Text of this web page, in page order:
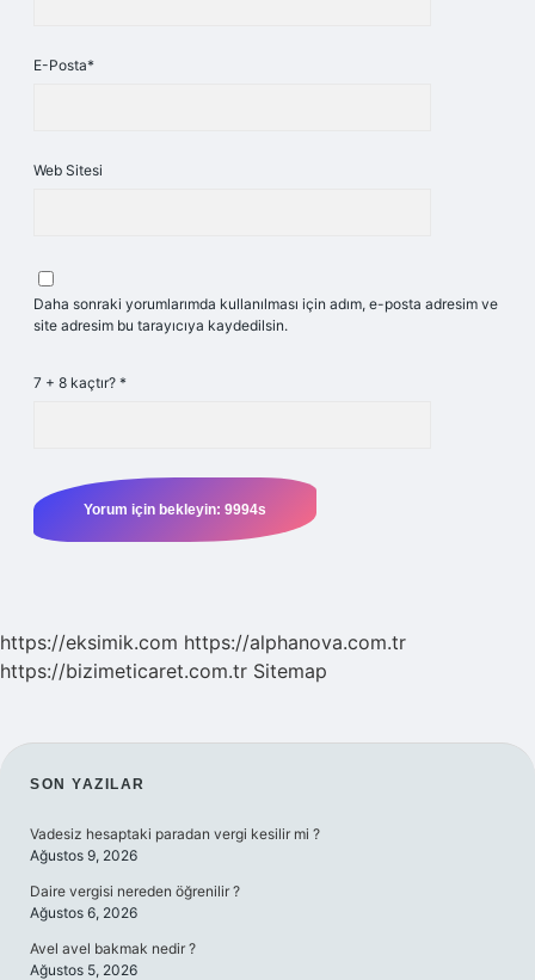
E-Posta*
Web Sitesi
Daha sonraki yorumlarımda kullanılması için adım, e-posta adresim ve
site adresim bu tarayıcıya kaydedilsin.
7 + 8 kaçtır? *
https://eksimik.com https://alphanova.com.tr
https://bizimeticaret.com.tr Sitemap
SIDEBAR
SON YAZILAR
Vadesiz hesaptaki paradan vergi kesilir mi ?
Ağustos 9, 2026
Daire vergisi nereden öğrenilir ?
Ağustos 6, 2026
Avel avel bakmak nedir ?
Ağustos 5, 2026